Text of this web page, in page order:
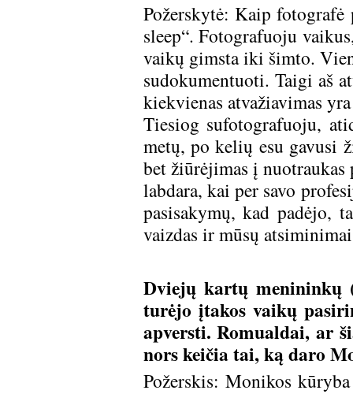
Požerskytė: Kaip
sleep“. Fotografuoju
vaikų gimsta iki šimto.
sudokumentuoti. Taigi aš
kiekvienas atvažiavimas
Tiesiog sufotografuoju,
metų, po kelių esu gavusi
bet žiūrėjimas į
labdara, kai per savo
pasisakymų, kad padėjo,
vaizdas ir mūsų
Dviejų kartų
turėjo įtakos vaikų
apversti. Romualdai, ar
nors keičia tai, ką daro
Požerskis: Monikos